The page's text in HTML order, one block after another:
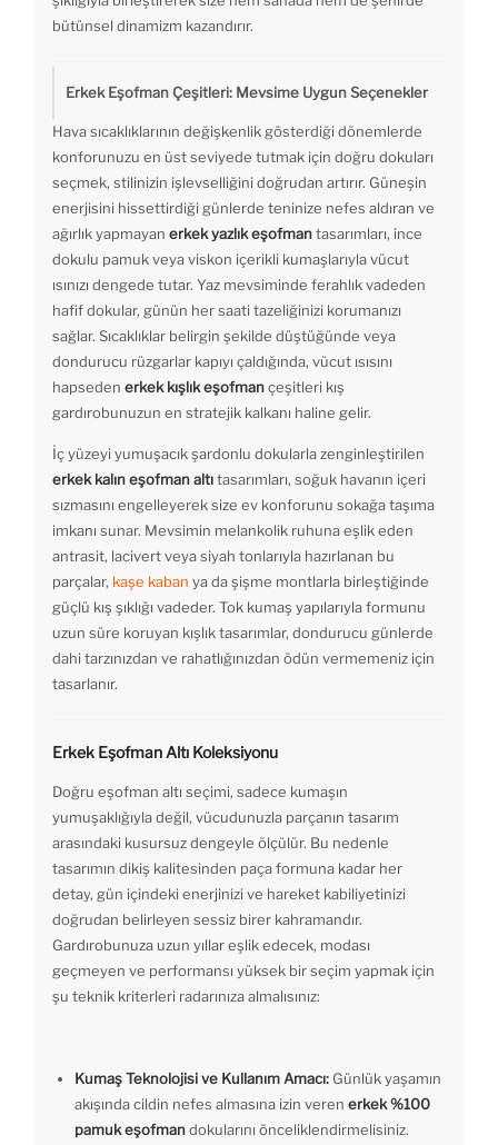
bütünsel dinamizm kazandırır.
Erkek Eşofman Çeşitleri: Mevsime Uygun Seçenekler
Hava sıcaklıklarının değişkenlik gösterdiği dönemlerde
konforunuzu en üst seviyede tutmak için doğru dokuları
seçmek, stilinizin işlevselliğini doğrudan artırır. Güneşin
enerjisini hissettirdiği günlerde teninize nefes aldıran ve
ağırlık yapmayan erkek yazlık eşofmantasarımları, ince
dokulu pamuk veya viskon içerikli kumaşlarıyla vücut
ısınızı dengede tutar. Yaz mevsiminde ferahlık vadeden
hafif dokular, günün her saati tazeliğinizi korumanızı
sağlar. Sıcaklıklar belirgin şekilde düştüğünde veya
dondurucu rüzgarlar kapıyı çaldığında, vücut ısısını
hapseden erkek kışlık eşofmançeşitleri kış
gardırobunuzun en stratejik kalkanı haline gelir.
İç yüzeyi yumuşacık şardonlu dokularla zenginleştirilen
erkek kalın eşofmanaltıtasarımları, soğuk havanın içeri
sızmasını engelleyerek size ev konforunu sokağa taşıma
imkanı sunar. Mevsimin melankolik ruhuna eşlik eden
antrasit, lacivert veya siyah tonlarıyla hazırlanan bu
parçalar, kaşe kaban ya da şişme montlarla birleştiğinde
güçlü kış şıklığı vadeder. Tok kumaş yapılarıyla formunu
uzun süre koruyan kışlık tasarımlar, dondurucu günlerde
dahi tarzınızdan ve rahatlığınızdan ödün vermemeniz için
tasarlanır.
Erkek Eşofman Altı Koleksiyonu
Doğru eşofman altı seçimi, sadece kumaşın
yumuşaklığıyla değil, vücudunuzla parçanın tasarım
arasındaki kusursuz dengeyle ölçülür. Bu nedenle
tasarımın dikiş kalitesinden paça formuna kadar her
detay, gün içindeki enerjinizi ve hareket kabiliyetinizi
doğrudan belirleyen sessiz birer kahramandır.
Gardırobunuza uzun yıllar eşlik edecek, modası
geçmeyen ve performansı yüksek bir seçim yapmak için
şu teknik kriterleri radarınıza almalısınız:
Kumaş Teknolojisi ve Kullanım Amacı: Günlük yaşamın
akışında cildin nefes almasına izin veren erkek %100
pamuk eşofmandokularını önceliklendirmelisiniz.